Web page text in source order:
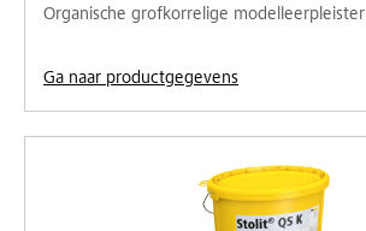
Organische grofkorrelige modelleerpleister
Ga naar productgegevens